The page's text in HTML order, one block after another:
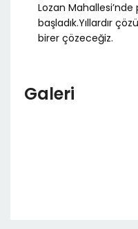
Lozan
başladık.Yıllardır
birer çözeceğiz.
Galeri